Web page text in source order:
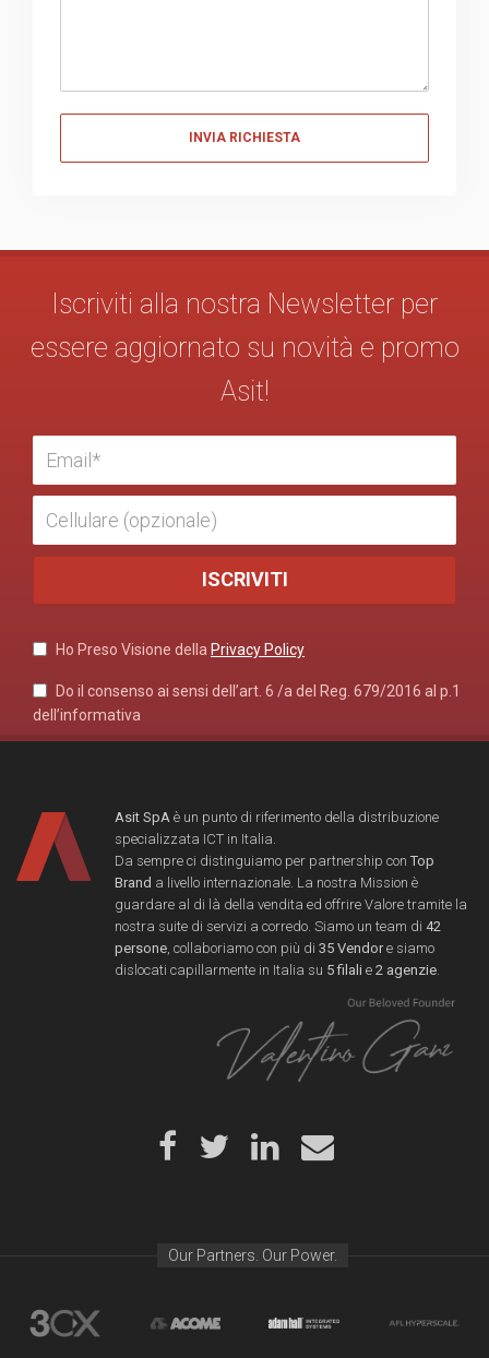
Iscriviti alla nostra Newsletter per
essere aggiornato su novità e promo
Asit!
Ho Preso Visione della Privacy Policy
Do il consenso ai sensi dell’art. 6 /a del Reg. 679/2016 al p.1
dell’informativa
Asit SpA è un punto di riferimento della distribuzione
specializzata ICT in Italia.
Da sempre ci distinguiamo per partnership con Top
Brand a livello internazionale. La nostra Mission è
guardare al di là della vendita ed offrire Valore tramite la
nostra suite di servizi a corredo. Siamo un team di 42
persone , collaboriamo con più di 35 Vendore siamo
dislocati capillarmente in Italia su 5 filali e 2 agenzie